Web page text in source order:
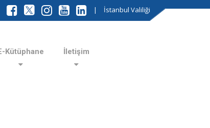
| İstanbul Valiliği
Kütüphane İletişim